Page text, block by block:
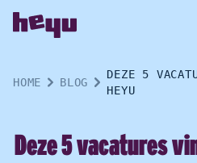
HOME BLOG
DEZE 5
HEYU
Deze 5 vacatures